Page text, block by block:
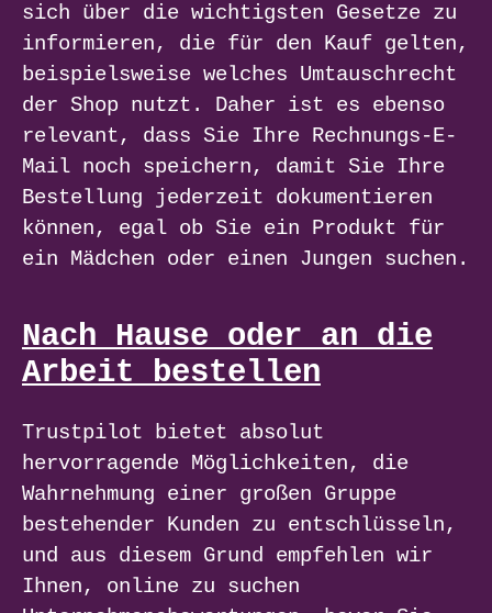
sich über die wichtigsten Gesetze zu
informieren, die für den Kauf gelten,
beispielsweise welches Umtauschrecht
der Shop nutzt. Daher ist es ebenso
relevant, dass Sie Ihre Rechnungs-E-
Mail noch speichern, damit Sie Ihre
Bestellung jederzeit dokumentieren
können, egal ob Sie ein Produkt für
ein Mädchen oder einen Jungen suchen.
Nach Hause oder an die
Arbeit bestellen
Trustpilot bietet absolut
hervorragende Möglichkeiten, die
Wahrnehmung einer großen Gruppe
bestehender Kunden zu entschlüsseln,
und aus diesem Grund empfehlen wir
Ihnen, online zu suchen